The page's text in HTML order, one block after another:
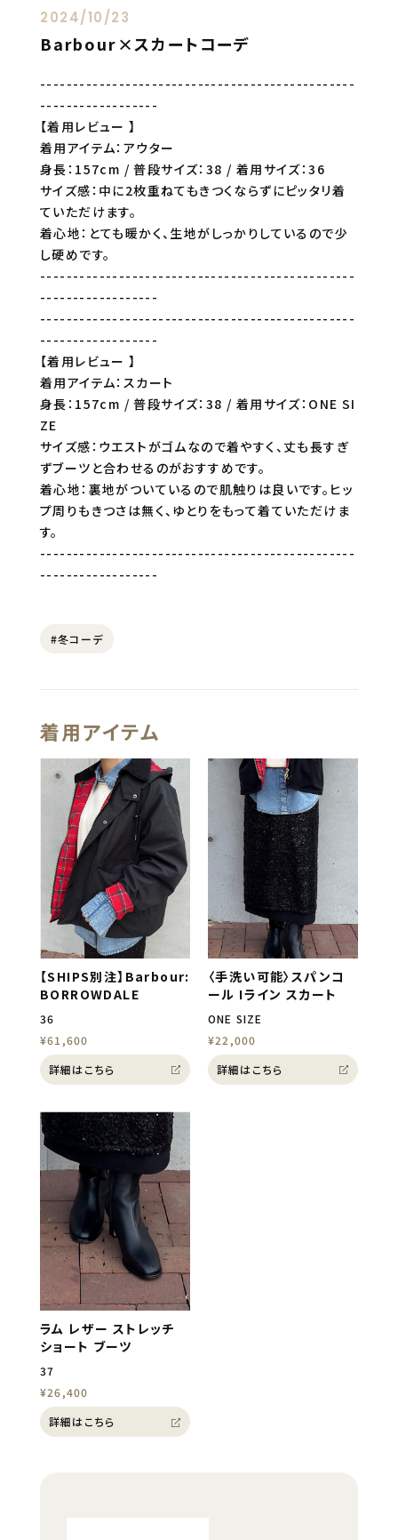
2024/10/23
Barbour×スカートコーデ
------------------------------------------------
------------------
【着用レビュー 】
着用アイテム：アウター
身長：157cm / 普段サイズ：38 / 着用サイズ：36
サイズ感：中に2枚重ねてもきつくならずにピッタリ着
ていただけます。
着心地：とても暖かく、生地がしっかりしているので少
し硬めです。
------------------------------------------------
------------------
------------------------------------------------
------------------
【着用レビュー 】
着用アイテム：スカート
身長：157cm / 普段サイズ：38 / 着用サイズ：ONE SI
ZE
サイズ感：ウエストがゴムなので着やすく、丈も長すぎ
ずブーツと合わせるのがおすすめです。
着心地：裏地がついているので肌触りは良いです。ヒッ
プ周りもきつさは無く、ゆとりをもって着ていただけま
す。
------------------------------------------------
------------------
#冬コーデ
着用アイテム
【SHIPS別注】Barbour:
BORROWDALE
36
¥61,600
詳細はこちら
〈手洗い可能〉スパンコ
ール Iライン スカート
ONE SIZE
¥22,000
詳細はこちら
ラム レザー ストレッチ
ショート ブーツ
37
¥26,400
詳細はこちら